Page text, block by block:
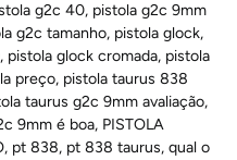
g2c 40, pistola g2c 9mm
g2c tamanho, pistola glock,
, pistola glock cromada, pistola
preço, pistola taurus 838
taurus g2c 9mm avaliação,
9mm é boa, PISTOLA
, pt 838, pt 838 taurus,qual o